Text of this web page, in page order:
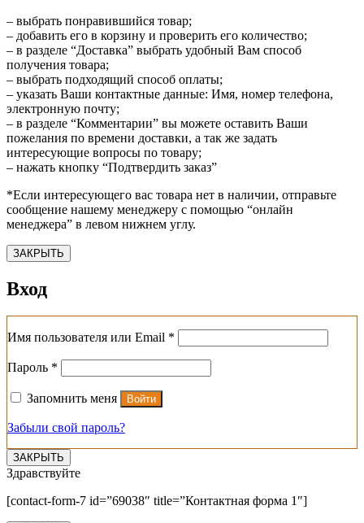
– выбрать понравившийся товар;
– добавить его в корзину и проверить его количество;
– в разделе “Доставка” выбрать удобный Вам способ
получения товара;
– выбрать подходящий способ оплаты;
– указать Ваши контактные данные: Имя, номер телефона,
электронную почту;
– в разделе “Комментарии” вы можете оставить Ваши
пожелания по времени доставки, а так же задать
интересующие вопросы по товару;
– нажать кнопку “Подтвердить заказ”
*Если интересующего вас товара нет в наличии, отправьте
сообщение нашему менеджеру с помощью “онлайн
менеджера” в левом нижнем углу.
ЗАКРЫТЬ
Вход
Имя пользователя или Email *
Пароль *
Запомнить меня Войти
Забыли свой пароль?
ЗАКРЫТЬ
Здравствуйте
[contact-form-7 id=”69038″ title=”Контактная форма 1″]